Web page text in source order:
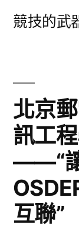
競技的武
北京
訊工
——“
互聯”